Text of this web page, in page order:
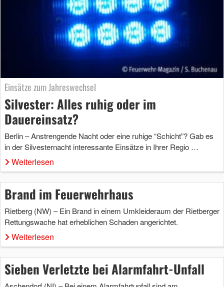
Einsätze zum Jahreswechsel
Silvester: Alles ruhig oder im
Dauereinsatz?
Berlin – Anstrengende Nacht oder eine ruhige “Schicht”? Gab es
in der Silvesternacht interessante Einsätze in Ihrer Regio …
Weiterlesen
Brand im Feuerwehrhaus
Rietberg (NW) – Ein Brand in einem Umkleideraum der Rietberger
Rettungswache hat erheblichen Schaden angerichtet.
Weiterlesen
Sieben Verletzte bei Alarmfahrt-Unfall